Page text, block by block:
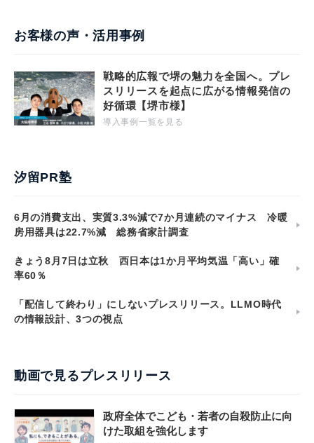
お客様の声・活用事例
戦略的広報で堺の魅力を全国へ。プレ
スリリースを起点に広がる情報発信の
好循環【堺市様】
導入事例一覧を見る
汐留PR塾
6月の消費支出、実質3.3%減で7か月連続のマイナス 冷暖
房用器具は22.7%減 総務省家計調査
きょう8月7日は立秋 西日本は1か月平均気温「高い」確
率60％
「配信して終わり」にしないプレスリリース。LLMO時代
の情報設計、3つの視点
動画で見るプレスリリース
政府全体でこども・若者の自殺防止に向
けた取組を強化します